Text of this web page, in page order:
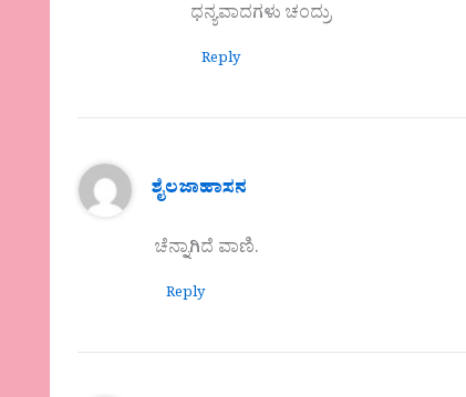
ಧನ್ಯವಾದಗಳು ಚಂದ್ರು
Reply
ಶೈಲಜಾಹಾಸನ
ಚೆನ್ನಾಗಿದೆ ವಾಣಿ.
Reply